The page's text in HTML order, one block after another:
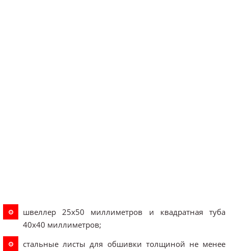
швеллер 25х50 миллиметров и квадратная туба
40х40 миллиметров;
стальные листы для обшивки толщиной не менее